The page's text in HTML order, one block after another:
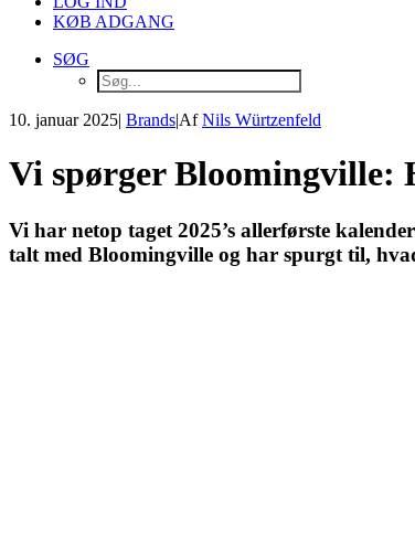
KØB ADGANG
SØG
10. januar 2025| Brands|AfNils Würtzenfeld
Vi spørger Bloomingville:
Vi har netop taget 2025’s allerførste
talt med Bloomingville og har spurgt til,